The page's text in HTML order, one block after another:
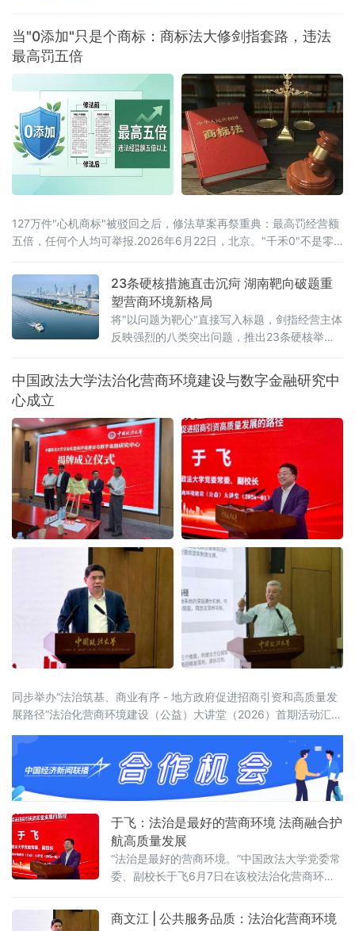
要求，系统梳理人民陪审员制度落地实施以来
的实践成效，研判当前工作推进中的重点问
作的高质量发展，为更高水平平安辽宁、法治
辽宁建设注入坚实的司法民主动能。会议第一
时间传达了辽宁省委常委、政法委书记郑艺对
全省人
当"0添加"只是个商标：商标法大修剑指套路，违法
最高罚五倍
127万件"心机商标"被驳回之后，修法草案再祭重典：最高罚经营额
五倍，任何个人均可举报.2026年6月22日，北京。"千禾0"不是零
些让消费者频频踩坑的文字不过是一个注册商标，而非产品承诺
时，法律终于要动手了。6月22日，全国人大常委会法工委披露，商
标法修订草案二次审议稿将提请6月23日开幕的十四
23条硬核措施直击沉疴 湖南靶向破题重
塑营商环境新格局
将"以问题为靶心"直接写入标题，剑指经营主体
反映强烈的八类突出问题，推出23条硬核举
向全省营商环境的堵点痛点发起集中攻坚。精
准聚焦：八大领域，靶向施策与以往温和表述
中国政法大学法治化营商环境建设与数字金融研究中
心成立
同步举办“法治筑基、商业有序 - 地方政府促进招商引资和高质量发
展路径”法治化营商环境建设（公益）大讲堂（2026）首期活动汇聚
同聚焦法治化营商环境建设的理论前沿与实践路径。中国政法大学
党委常委、副校长于飞，全国政协委员、中国政法
于飞：法治是最好的营商环境 法商融合护
航高质量发展
“法治是最好的营商环境。”中国政法大学党委常
委、副校长于飞6月7日在该校法治化营商环境
商环境的核心要义在于法治化保障——因为法
商文江 | 公共服务品质：法治化营商环境